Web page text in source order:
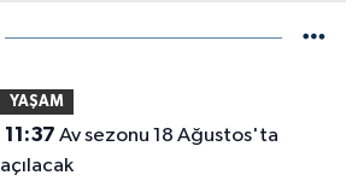
YAŞAM
11:37
açılacak